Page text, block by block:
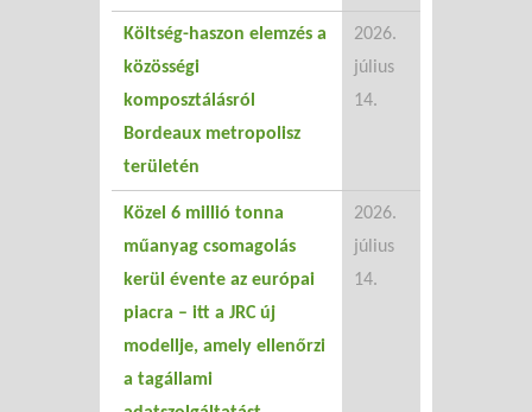
Költség-haszon elemzés a
közösségi
komposztálásról
Bordeaux metropolisz
területén
2026.
július
14.
Közel 6 millió tonna
műanyag csomagolás
kerül évente az európai
piacra – itt a JRC új
modellje, amely ellenőrzi
a tagállami
2026.
július
14.